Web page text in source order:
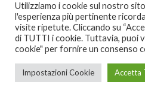
Utilizziamo i cookie sul nostro
l'esperienza più pertinente
visite ripetute. Cliccando su
di TUTTI i cookie. Tuttavia, puoi
cookie" per fornire un consenso
Impostazioni Cookie Accetta